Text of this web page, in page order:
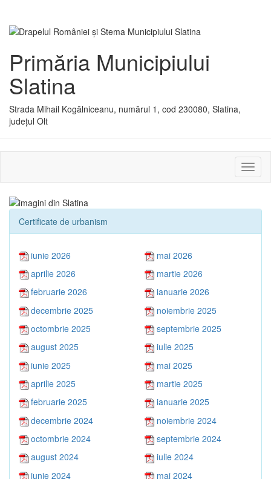
Primăria Municipiului
Slatina
Strada Mihail Kogălniceanu, numărul 1, cod 230080, Slatina,
județul Olt
sau
Certificate de urbanism
iunie 2026
mai 2026
aprilie 2026
martie 2026
februarie 2026
ianuarie 2026
decembrie 2025
noiembrie 2025
octombrie 2025
septembrie 2025
august 2025
iulie 2025
iunie 2025
mai 2025
aprilie 2025
martie 2025
februarie 2025
ianuarie 2025
decembrie 2024
noiembrie 2024
octombrie 2024
septembrie 2024
august 2024
iulie 2024
iunie 2024
mai 2024